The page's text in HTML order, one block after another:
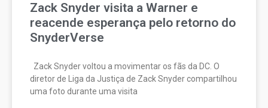
Zack Snyder visita a Warner e
reacende esperança pelo retorno do
SnyderVerse
Zack Snyder voltou a movimentar os fãs da DC. O
diretor de Liga da Justiça de Zack Snyder compartilhou
uma foto durante uma visita